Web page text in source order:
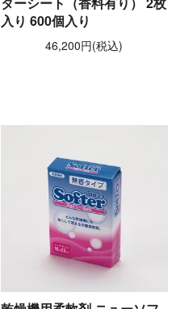
入り 600個入り
46,200円(税込)